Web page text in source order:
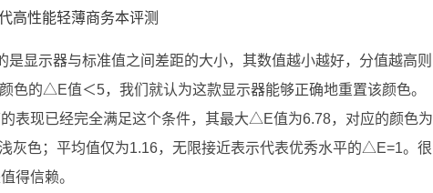
示器与标准值之间差距的大小，其数值越小越好，分值越高则
色的△E值＜5，我们就认为这款显示器能够正确地重置该颜色。
表现已经完全满足这个条件，其最大△E值为6.78，对应的颜色为
灰色；平均值仅为1.16，无限接近表示代表优秀水平的△E=1。很
得信赖。